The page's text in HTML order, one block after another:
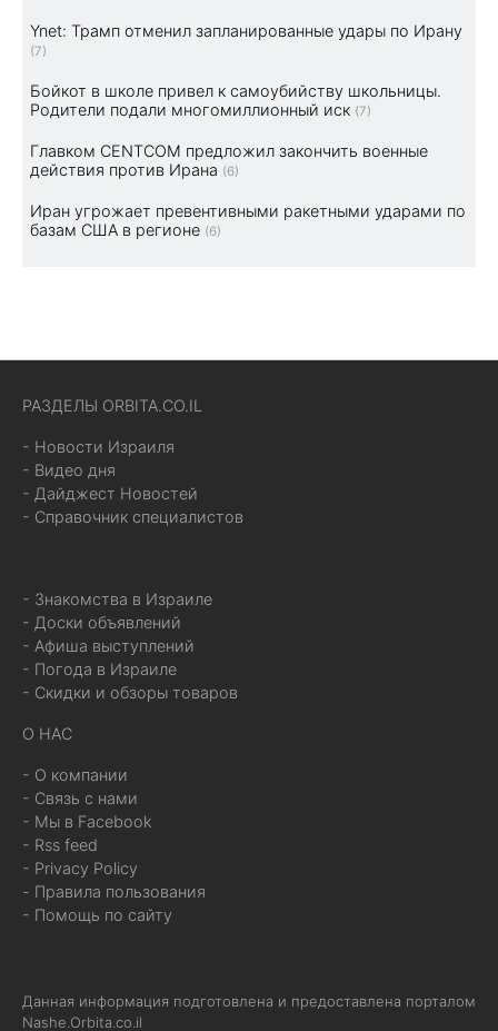
Ynet: Трамп отменил запланированные удары по Ирану
(7)
Бойкот в школе привел к самоубийству школьницы.
Родители подали многомиллионный иск (7)
Главком CENTCOM предложил закончить военные
действия против Ирана (6)
Иран угрожает превентивными ракетными ударами по
базам США в регионе (6)
РАЗДЕЛЫ ORBITA.CO.IL
- Новости Израиля
- Видео дня
- Дайджест Новостей
- Справочник специалистов
- Знакомства в Израиле
- Доски объявлений
- Афиша выступлений
- Погода в Израиле
- Скидки и обзоры товаров
О НАС
- О компании
- Связь с нами
- Мы в Facebook
- Rss feed
- Privacy Policy
- Правила пользования
- Помощь по сайту
Данная информация подготовлена и предоставлена порталом
Nashe.Orbita.co.il